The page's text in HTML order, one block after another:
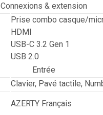
Connexions & extension
Prise combo casque/
HDMI
USB-C 3.2 Gen 1
USB 2.0
Entrée
Clavier, Pavé tactile,
AZERTY Français